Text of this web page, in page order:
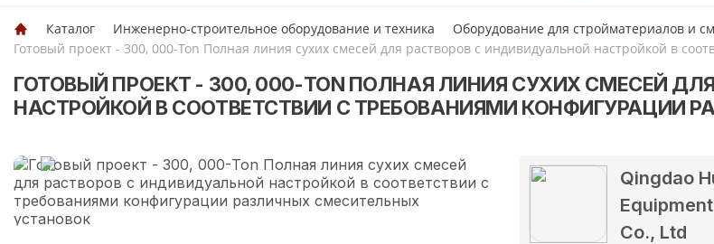
Каталог Инженерно-строительное оборудование и техника Оборудование для стройматериалов и
Готовый проект - 300, 000-Ton Полная линия сухих смесей для растворов с индивидуальной настройкой в
ГОТОВЫЙ ПРОЕКТ - 300, 000-TON ПОЛНАЯ ЛИНИЯ СУХИХ СМЕСЕЙ
НАСТРОЙКОЙ В СООТВЕТСТВИИ С ТРЕБОВАНИЯМИ КОНФИГУРАЦИИ
Qingdao
Co., Ltd